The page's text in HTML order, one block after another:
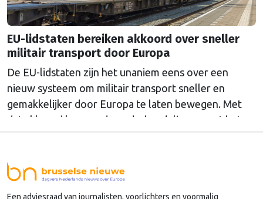
EU-lidstaten bereiken akkoord over sneller
militair transport door Europa
De EU-lidstaten zijn het unaniem eens over een
nieuw systeem om militair transport sneller en
gemakkelijker door Europa te laten bewegen. Met
dat akkoord kunnen de onderhandelingen met het
indiende. “In een steeds onvoorspelbaarder
veiligheidsklimaat is het vermogen om militair
Een adviesraad van journalisten, voorlichters en voormalig